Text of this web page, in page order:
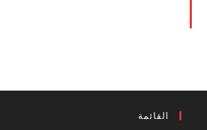
القائمة